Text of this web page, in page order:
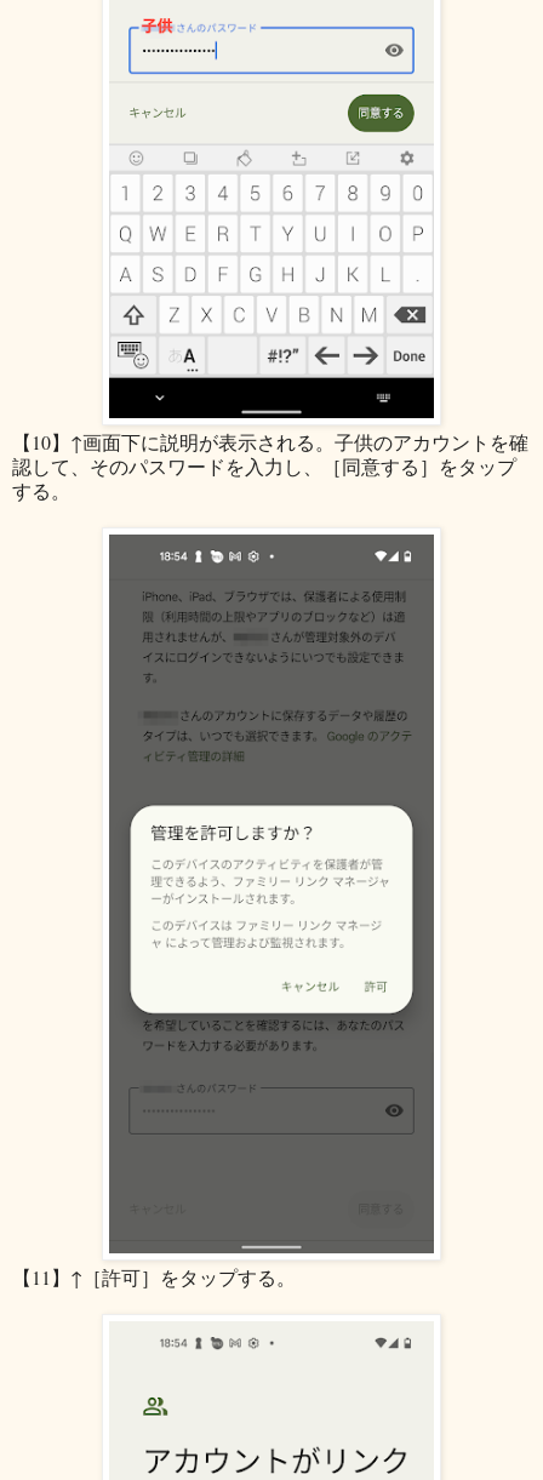
【10】↑画面下に説明が表示される。子供のアカウントを確
認して、そのパスワードを入力し、［同意する］をタップ
する。
【11】↑［許可］をタップする。